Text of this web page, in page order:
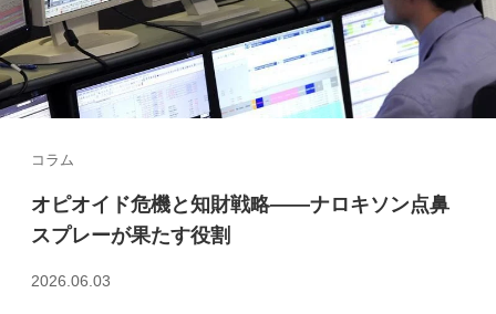
コラム
オピオイド危機と知財戦略――ナロキソン点鼻
スプレーが果たす役割
2026.06.03